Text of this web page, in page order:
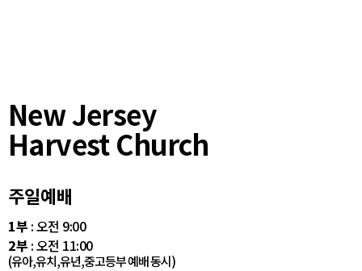
New Jersey
Harvest Church
주일예배
1부 : 오전 9:00
2부 : 오전 11:00
(유아,유치,유년,중고등부 예배 동시)